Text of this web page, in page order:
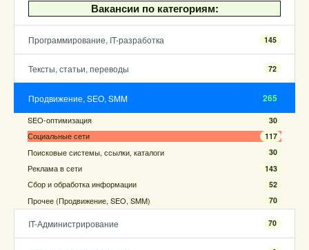
Вакансии по категориям:
Программирование, IT-разработка 145
Тексты, статьи, переводы 72
Продвижение, SEO, SMM 265
SEO-оптимизация 30
Социальные сети 117
Поисковые системы, ссылки, каталоги 30
Реклама в сети 143
Сбор и обработка информации 52
Прочее (Продвижение, SEO, SMM) 70
IT-Администрирование 70